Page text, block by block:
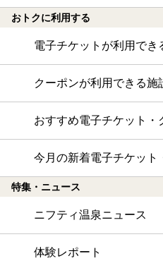
おトクに利用する
電子チケットが利用でき
クーポンが利用できる施
おすすめ電子チケット・
今月の新着電子チケット
特集・ニュース
ニフティ温泉ニュース
体験レポート